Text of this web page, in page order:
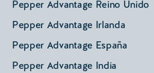
Pepper Advantage Reino Unido
Pepper Advantage Irlanda
Pepper Advantage España
Pepper Advantage India